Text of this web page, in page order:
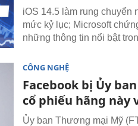
iOS 14.5 làm rung chuyển
mức kỷ lục; Microsoft
những thông tin nổi bật
CÔNG NGHỆ
Facebook bị Ủy
cổ phiếu hãng này
Ủy ban Thương mại Mỹ